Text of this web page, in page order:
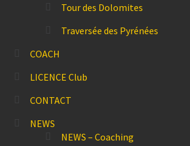
Tour des Dolomites
Traversée des Pyrénées
COACH
LICENCE Club
CONTACT
NEWS
NEWS – Coaching